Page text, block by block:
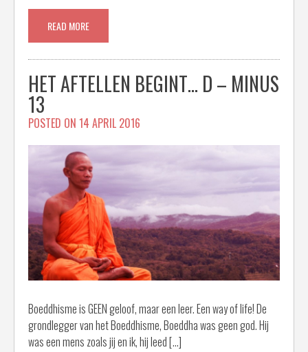
READ MORE
HET AFTELLEN BEGINT… D – MINUS
13
POSTED ON 14 APRIL 2016
Boeddhisme is GEEN geloof, maar een leer. Een way of life! De
grondlegger van het Boeddhisme, Boeddha was geen god. Hij
was een mens zoals jij en ik, hij leed […]